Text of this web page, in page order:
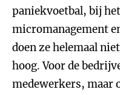
paniekvoetbal, bij
micromanagement
doen ze helemaal
hoog. Voor de
medewerkers, maar